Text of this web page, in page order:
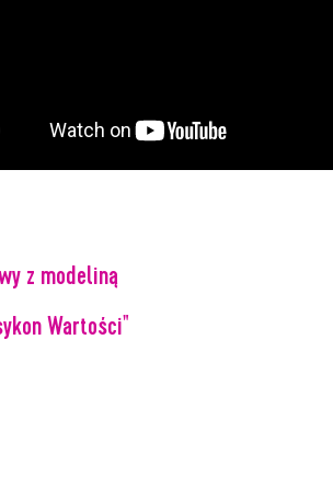
z modeliną
Wartości"